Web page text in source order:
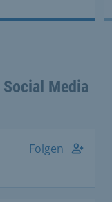
Media
Folgen